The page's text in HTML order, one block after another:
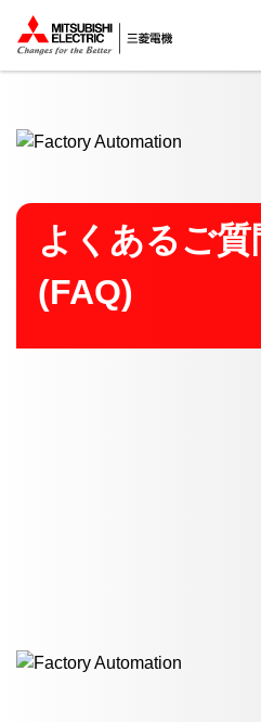
ここから本文
よくあるご質
(FAQ)